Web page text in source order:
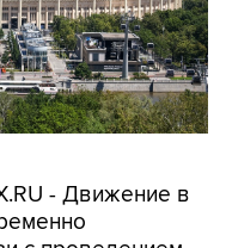
- Движение в
с проведением
департаменте